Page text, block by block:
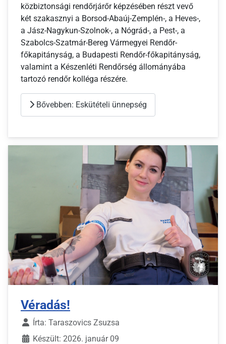
közbiztonsági rendőrjárőr képzésében részt vevő
két szakasznyi a Borsod-Abaúj-Zemplén-, a Heves-,
a Jász-Nagykun-Szolnok-, a Nógrád-, a Pest-, a
Szabolcs-Szatmár-Bereg Vármegyei Rendőr-
főkapitányság, a Budapesti Rendőr-főkapitányság,
valamint a Készenléti Rendőrség állományába
tartozó rendőr kolléga részére.
Bővebben: Eskütételi ünnepség
Véradás!
Írta: Taraszovics Zsuzsa
Készült: 2026. január 09